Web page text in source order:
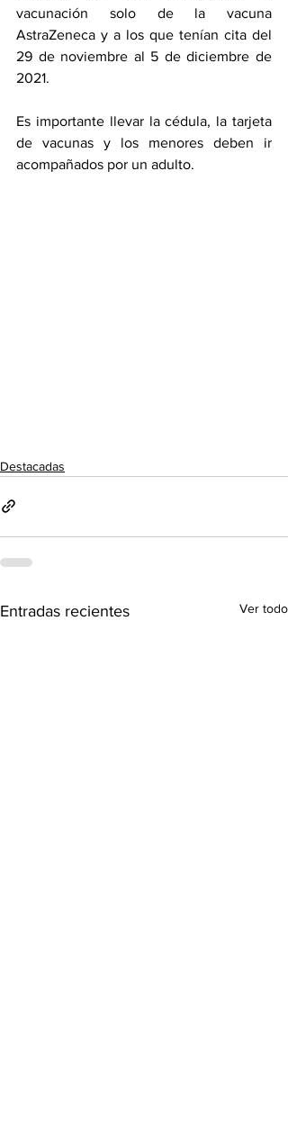
vacunación solo de la vacuna
AstraZeneca y a los que tenían cita del
29 de noviembre al 5 de diciembre de
2021.
Es importante llevar la cédula, la tarjeta
de vacunas y los menores deben ir
acompañados por un adulto.
Destacadas
Entradas recientes Ver todo